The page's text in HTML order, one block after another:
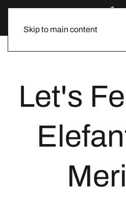
Skip to main content
Let's